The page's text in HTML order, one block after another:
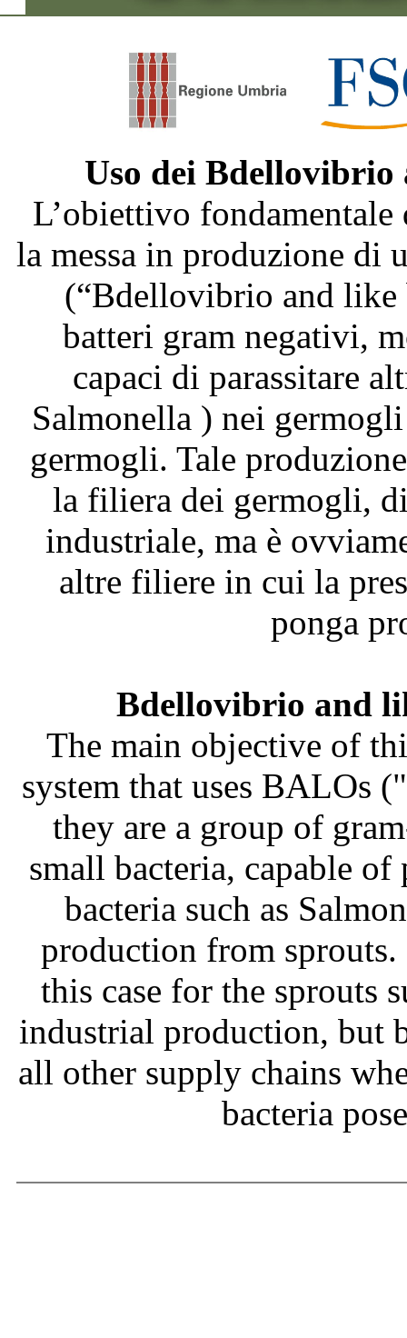
Uso dei
L’obiettivo fondamentale
la messa in produzione di
(“Bdellovibrio and like
batteri gram negativi,
capaci di parassitare
Salmonella ) nei
germogli. Tale
la filiera dei germogli,
industriale, ma è
altre filiere in cui la
ponga
Bdellovibrio and
The main objective of
system that uses BALOs
they are a group of
small bacteria, capable
bacteria such as
production from
this case for the sprouts
industrial production, but
all other supply chains
bacteria